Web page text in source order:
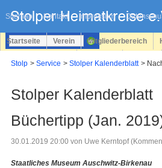
Sitemap Kontakt Impressum
überspringen
Startseite Verein Mitgliederbereich
Stolp Service Stolper Kalenderblatt
Stolper Kalenderblatt
Büchertipp (Jan.
30.01.2019 20:00 von Uwe Kerntopf
Staatliches Museum Auschwitz-Birkenau